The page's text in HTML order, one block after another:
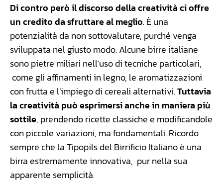
Di contro però il discorso della creatività ci offre
un credito da sfruttare al meglio. È una
potenzialità da non sottovalutare, purché venga
sviluppata nel giusto modo. Alcune birre italiane
sono pietre miliari nell’uso di tecniche particolari,
come gli affinamenti in legno, le aromatizzazioni
con frutta e l’impiego di cereali alternativi.Tuttavia
la creatività può esprimersi anche in maniera più
sottile, prendendo ricette classiche e modificandole
con piccole variazioni, ma fondamentali. Ricordo
sempre che la Tipopils del Birrificio Italiano è una
birra estremamente innovativa, pur nella sua
apparente semplicità.